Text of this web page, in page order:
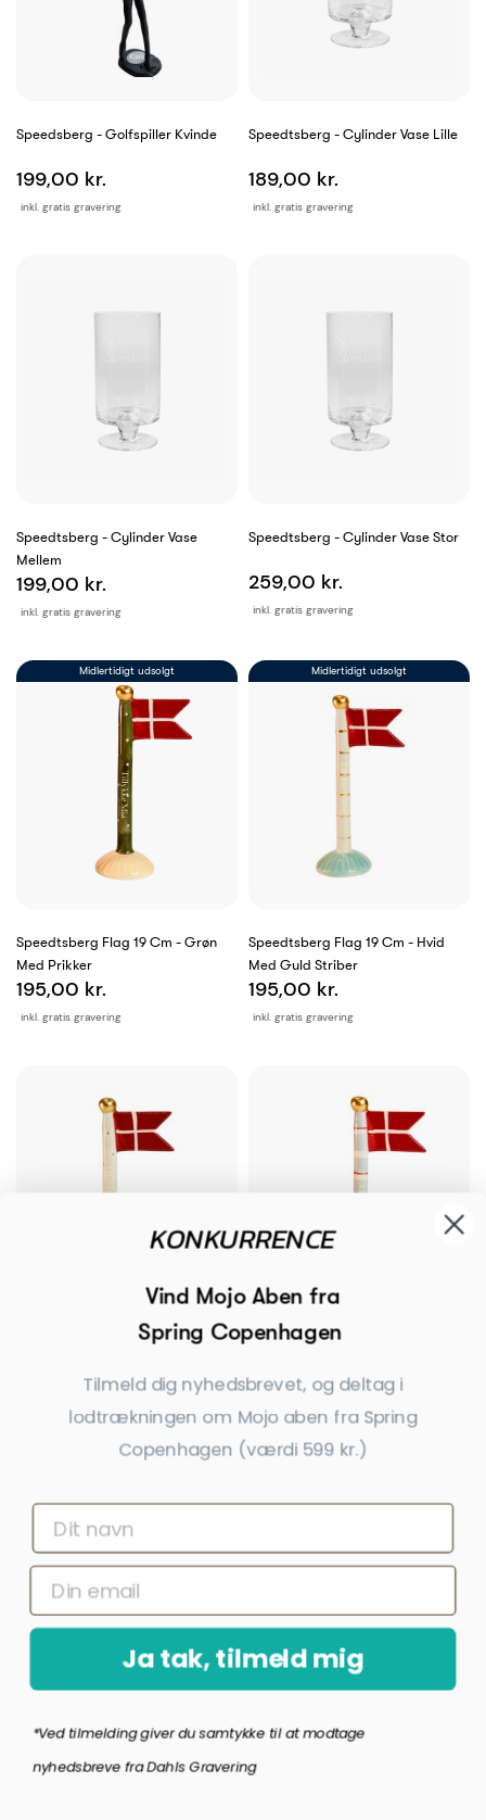
Speedsberg - Golfspiller Kvinde
inkl. gratis gravering
199,00 kr.
Speedtsberg - Cylinder Vase Lille
inkl. gratis gravering
189,00 kr.
Speedtsberg - Cylinder Vase
Mellem
inkl. gratis gravering
199,00 kr.
Speedtsberg - Cylinder Vase Stor
inkl. gratis gravering
259,00 kr.
Speedtsberg Flag 19 Cm - Grøn
Med Prikker
inkl. gratis gravering
195,00 kr.
Midlertidigt udsolgt
Speedtsberg Flag 19 Cm - Hvid
Med Guld Striber
inkl. gratis gravering
195,00 kr.
Midlertidigt udsolgt
Speedtsberg Flag 19 Cm - Hvid
inkl. gratis gravering
195,00 kr.
Speedtsberg Flag 19 Cm - Blå Med
inkl. gratis gravering
195,00 kr.
Guld Striber
Flerfarvet Med Striber
KONKURRENCE
Vind Mojo Aben fra
Spring Copenhagen
Tilmeld dig nyhedsbrevet, og deltag i
lodtrækningen om Mojo aben fra Spring
Copenhagen (værdi 599 kr.)
Ja tak, tilmeld mig
*Ved tilmelding giver du samtykke til at modtage
nyhedsbreve fra Dahls Gravering